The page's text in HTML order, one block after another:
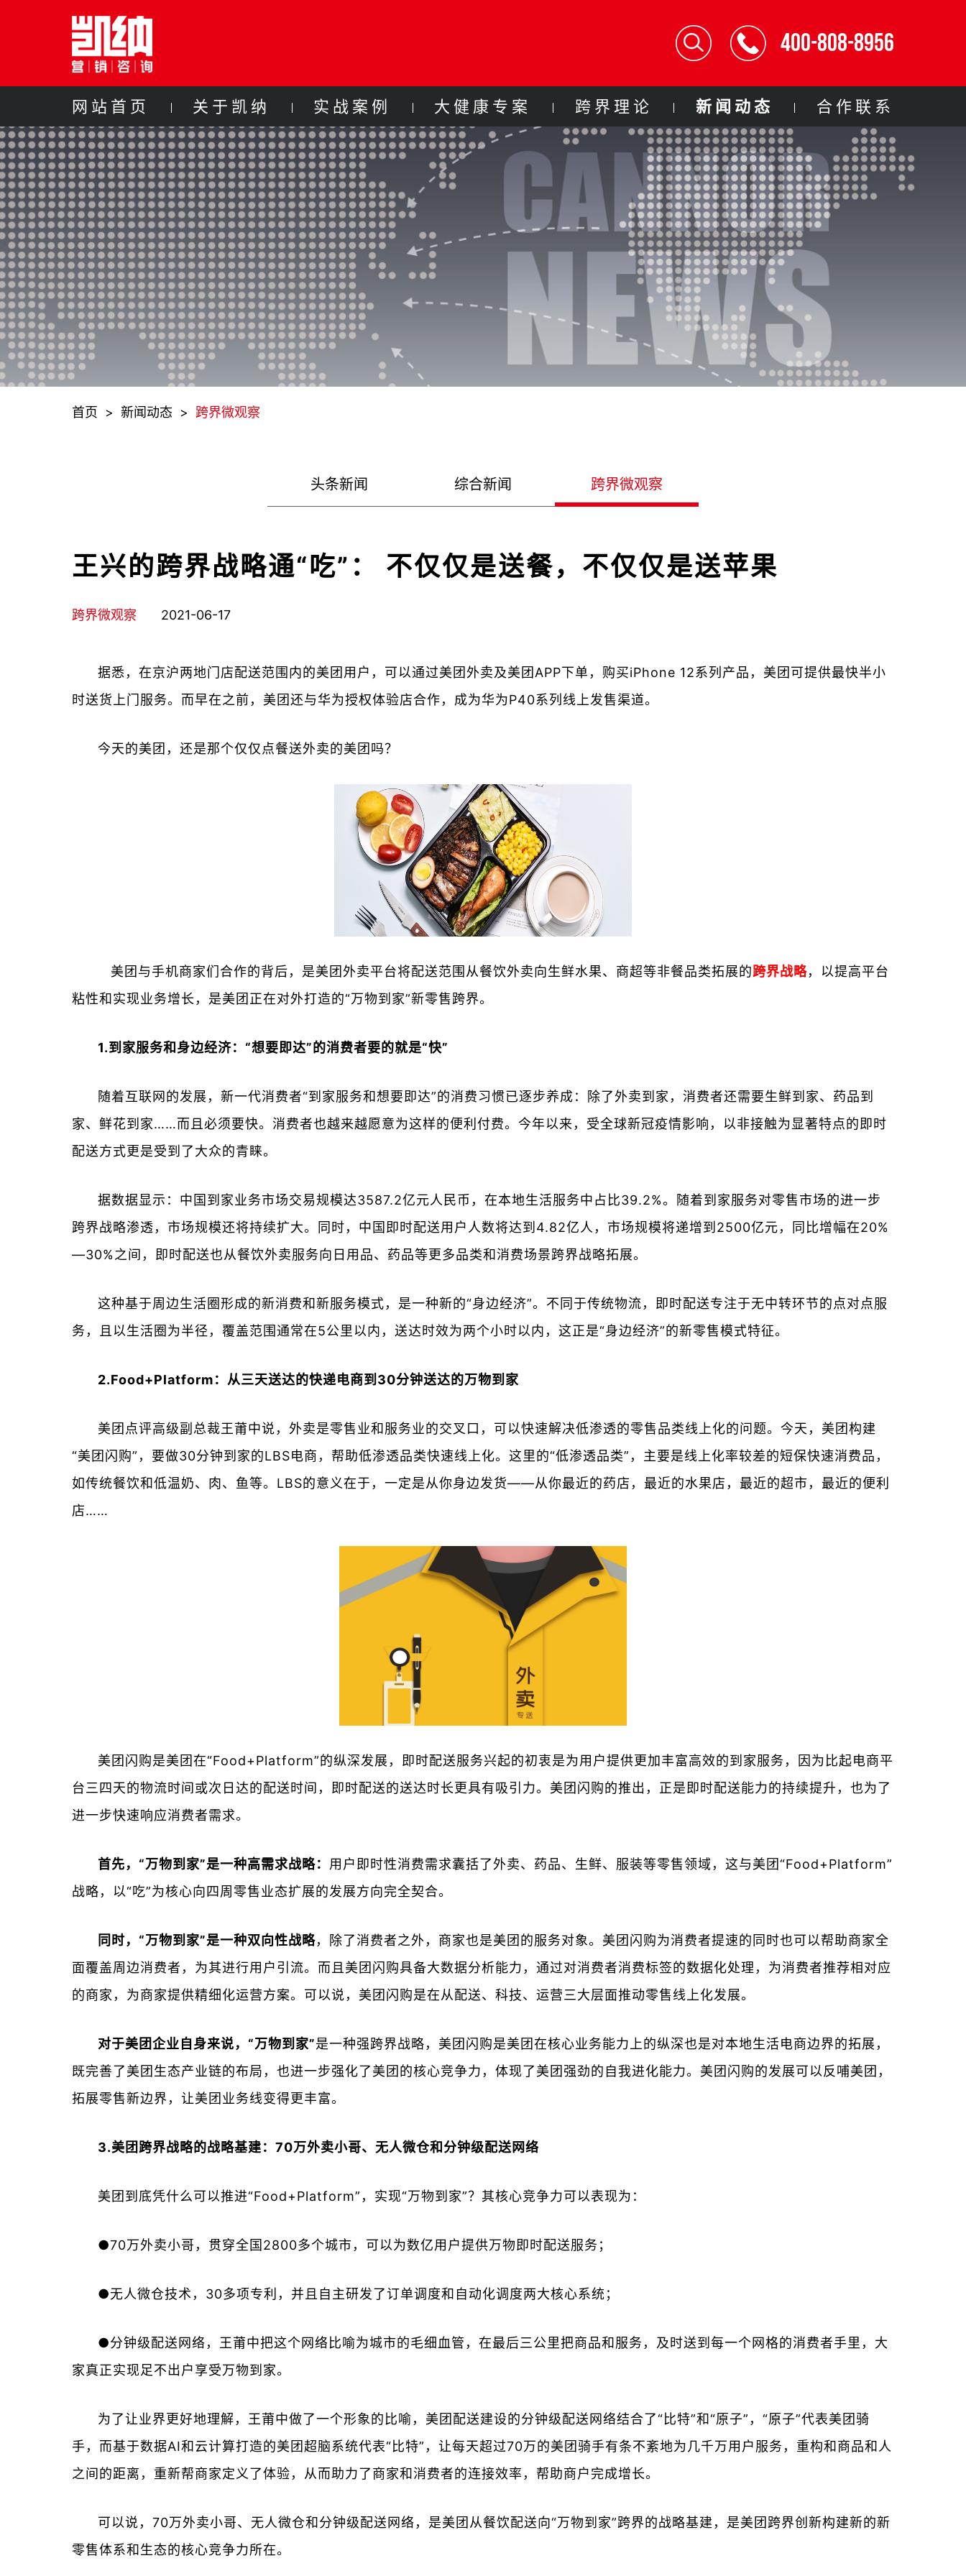
400-808-8956
网站首页 关于凯纳 实战案例 大健康专案 跨界理论 新闻动态 合作联系
首页 > 新闻动态 > 跨界微观察
头条新闻 综合新闻 跨界微观察
王兴的跨界战略通“吃”： 不仅仅是送餐，不仅仅是送苹果
跨界微观察 2021-06-17
据悉，在京沪两地门店配送范围内的美团用户，可以通过美团外卖及美团APP下单，购买iPhone 12系列产品，美团可提供最快半小
时送货上门服务。而早在之前，美团还与华为授权体验店合作，成为华为P40系列线上发售渠道。
今天的美团，还是那个仅仅点餐送外卖的美团吗？
美团与手机商家们合作的背后，是美团外卖平台将配送范围从餐饮外卖向生鲜水果、商超等非餐品类拓展的跨界战略，以提高平台
粘性和实现业务增长，是美团正在对外打造的“万物到家”新零售跨界。
1.到家服务和身边经济：“想要即达”的消费者要的就是“快”
随着互联网的发展，新一代消费者“到家服务和想要即达”的消费习惯已逐步养成：除了外卖到家，消费者还需要生鲜到家、药品到
家、鲜花到家……而且必须要快。消费者也越来越愿意为这样的便利付费。今年以来，受全球新冠疫情影响，以非接触为显著特点的即时
配送方式更是受到了大众的青睐。
据数据显示：中国到家业务市场交易规模达3587.2亿元人民币，在本地生活服务中占比39.2%。随着到家服务对零售市场的进一步
跨界战略渗透，市场规模还将持续扩大。同时，中国即时配送用户人数将达到4.82亿人，市场规模将递增到2500亿元，同比增幅在20%
—30%之间，即时配送也从餐饮外卖服务向日用品、药品等更多品类和消费场景跨界战略拓展。
这种基于周边生活圈形成的新消费和新服务模式，是一种新的“身边经济”。不同于传统物流，即时配送专注于无中转环节的点对点服
务，且以生活圈为半径，覆盖范围通常在5公里以内，送达时效为两个小时以内，这正是“身边经济”的新零售模式特征。
2.Food+Platform：从三天送达的快递电商到30分钟送达的万物到家
美团点评高级副总裁王莆中说，外卖是零售业和服务业的交叉口，可以快速解决低渗透的零售品类线上化的问题。今天，美团构建
“美团闪购”，要做30分钟到家的LBS电商，帮助低渗透品类快速线上化。这里的“低渗透品类”，主要是线上化率较差的短保快速消费品，
如传统餐饮和低温奶、肉、鱼等。LBS的意义在于，一定是从你身边发货——从你最近的药店，最近的水果店，最近的超市，最近的便利
店……
美团闪购是美团在“Food+Platform”的纵深发展，即时配送服务兴起的初衷是为用户提供更加丰富高效的到家服务，因为比起电商平
台三四天的物流时间或次日达的配送时间，即时配送的送达时长更具有吸引力。美团闪购的推出，正是即时配送能力的持续提升，也为了
进一步快速响应消费者需求。
首先，“万物到家”是一种高需求战略： 用户即时性消费需求囊括了外卖、药品、生鲜、服装等零售领域，这与美团“Food+Platform”
战略，以“吃”为核心向四周零售业态扩展的发展方向完全契合。
同时，“万物到家”是一种双向性战略，除了消费者之外，商家也是美团的服务对象。美团闪购为消费者提速的同时也可以帮助商家全
面覆盖周边消费者，为其进行用户引流。而且美团闪购具备大数据分析能力，通过对消费者消费标签的数据化处理，为消费者推荐相对应
的商家，为商家提供精细化运营方案。可以说，美团闪购是在从配送、科技、运营三大层面推动零售线上化发展。
对于美团企业自身来说，“万物到家”是一种强跨界战略，美团闪购是美团在核心业务能力上的纵深也是对本地生活电商边界的拓展，
既完善了美团生态产业链的布局，也进一步强化了美团的核心竞争力，体现了美团强劲的自我进化能力。美团闪购的发展可以反哺美团，
拓展零售新边界，让美团业务线变得更丰富。
3.美团跨界战略的战略基建：70万外卖小哥、无人微仓和分钟级配送网络
美团到底凭什么可以推进“Food+Platform”，实现“万物到家”？其核心竞争力可以表现为：
●70万外卖小哥，贯穿全国2800多个城市，可以为数亿用户提供万物即时配送服务；
●无人微仓技术，30多项专利，并且自主研发了订单调度和自动化调度两大核心系统；
●分钟级配送网络，王莆中把这个网络比喻为城市的毛细血管，在最后三公里把商品和服务，及时送到每一个网格的消费者手里，大
家真正实现足不出户享受万物到家。
为了让业界更好地理解，王莆中做了一个形象的比喻，美团配送建设的分钟级配送网络结合了“比特”和“原子”，“原子”代表美团骑
手，而基于数据AI和云计算打造的美团超脑系统代表“比特”，让每天超过70万的美团骑手有条不紊地为几千万用户服务，重构和商品和人
之间的距离，重新帮商家定义了体验，从而助力了商家和消费者的连接效率，帮助商户完成增长。
可以说，70万外卖小哥、无人微仓和分钟级配送网络，是美团从餐饮配送向“万物到家”跨界的战略基建，是美团跨界创新构建新的新
零售体系和生态的核心竞争力所在。